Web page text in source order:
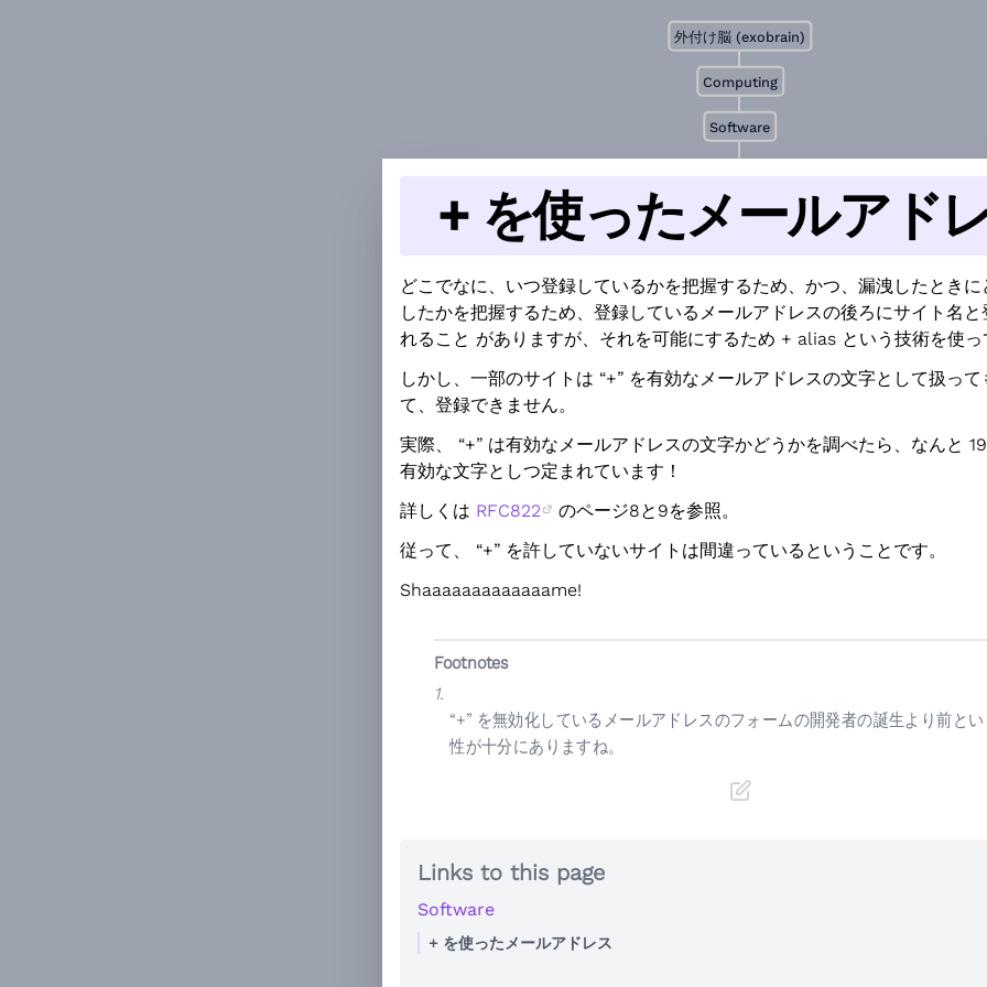
Software
Computing
外付け脳 (exobrain)
+ を使ったメールアド
どこでなに、いつ登録しているかを把握するため、かつ、漏洩したとき
したかを把握するため、登録しているメールアドレスの後ろにサイト名
れること がありますが、それを可能にするため + alias という技術を使
しかし、一部のサイトは “+” を有効なメールアドレスの文字として扱っ
て、登録できません。
実際、 “+” は有効なメールアドレスの文字かどうかを調べたら、なんと
有効な文字としつ定まれています！
詳しくは RFC822
のページ8と9を参照。
従って、 “+” を許していないサイトは間違っているということです。
Shaaaaaaaaaaaaame!
Footnotes
1.
“+” を無効化しているメールアドレスのフォームの開発者の誕生より前と
性が十分にありますね。
Links to this page
Software
+ を使ったメールアドレス